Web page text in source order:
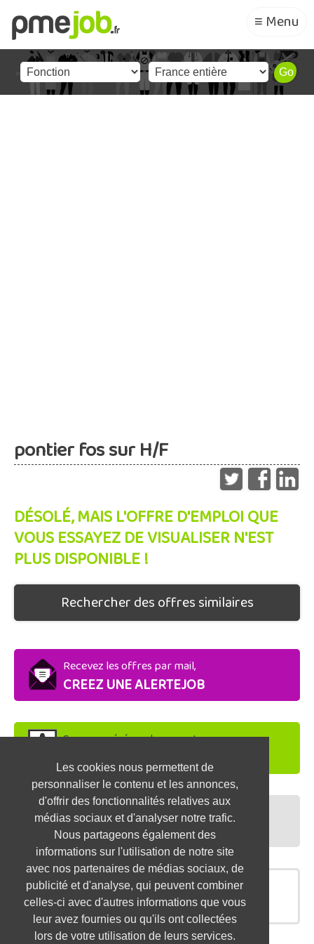
Les cookies nous permettent de
personnaliser le contenu et les annonces,
d'offrir des fonctionnalités relatives aux
médias sociaux et d'analyser notre trafic.
Nous partageons également des
informations sur l'utilisation de notre site
avec nos partenaires de médias sociaux, de
publicité et d'analyse, qui peuvent combiner
celles-ci avec d'autres informations que vous
leur avez fournies ou qu'ils ont collectées
lors de votre utilisation de leurs services.
≡ Menu
pontier fos sur H/F
DÉSOLÉ, MAIS L'OFFRE D'EMPLOI QUE
VOUS ESSAYEZ DE VISUALISER N'EST
PLUS DISPONIBLE !
Rechercher des offres similaires
Recevez les offres par mail,
CREEZ UNE ALERTEJOB
Soyez repéré par les recruteurs,
DEPOSEZ VOTRE CV
Préparez vos entretiens,
TESTEZ-VOUS
OFFRES SIMILAIRES